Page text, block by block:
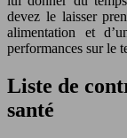
devez le laisser
alimentation et
performances sur le
Liste de
santé